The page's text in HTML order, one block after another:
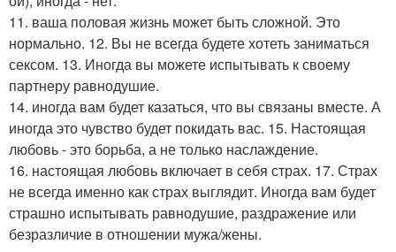
11. ваша половая жизнь может быть сложной. Это
нормально. 12. Вы не всегда будете хотеть заниматься
сексом. 13. Иногда вы можете испытывать к своему
партнеру равнодушие.
14. иногда вам будет казаться, что вы связаны вместе. А
иногда это чувство будет покидать вас. 15. Настоящая
любовь - это борьба, а не только наслаждение.
16. настоящая любовь включает в себя страх. 17. Страх
не всегда именно как страх выглядит. Иногда вам будет
страшно испытывать равнодушие, раздражение или
безразличие в отношении мужа/жены.